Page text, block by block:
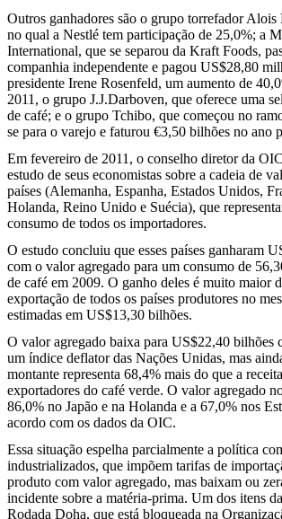
Outros ganhadores são o grupo torrefador
no qual a Nestlé tem participação de 25,0%; a
International, que se separou da Kraft Foods,
companhia independente e pagou US$28,80
presidente Irene Rosenfeld, um aumento de
2011, o grupo J.J.Darboven, que oferece uma
de café; e o grupo Tchibo, que começou no
se para o varejo e faturou €3,50 bilhões no ano
Em fevereiro de 2011, o conselho diretor da
estudo de seus economistas sobre a cadeia de
países (Alemanha, Espanha, Estados Unidos,
Holanda, Reino Unido e Suécia), que
consumo de todos os importadores.
O estudo concluiu que esses países ganharam
com o valor agregado para um consumo de
de café em 2009. O ganho deles é muito maior
exportação de todos os países produtores no
estimadas em US$13,30 bilhões.
O valor agregado baixa para US$22,40 bilhões
um índice deflator das Nações Unidas, mas
montante representa 68,4% mais do que a
exportadores do café verde. O valor agregado
86,0% no Japão e na Holanda e a 67,0% nos
acordo com os dados da OIC.
Essa situação espelha parcialmente a política
industrializados, que impõem tarifas de
produto com valor agregado, mas baixam ou
incidente sobre a matéria-prima. Um dos itens
Rodada Doha, que está bloqueada na